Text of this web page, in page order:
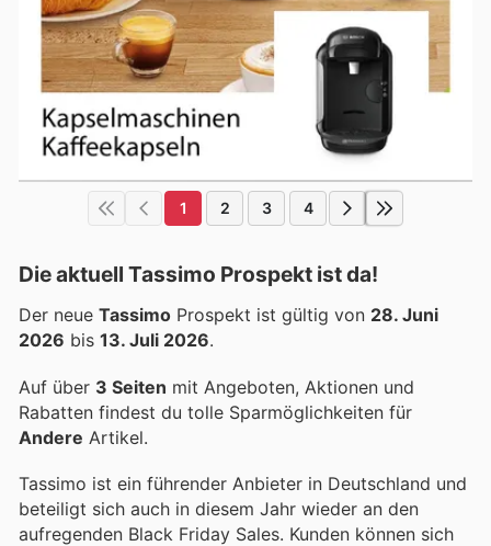
1 2 3 4
Die aktuell Tassimo Prospekt ist da!
Der neue Tassimo Prospekt ist gültig von 28. Juni
2026 bis 13. Juli 2026.
Auf über 3 Seiten mit Angeboten, Aktionen und
Rabatten findest du tolle Sparmöglichkeiten für
Andere Artikel.
Tassimo ist ein führender Anbieter in Deutschland und
beteiligt sich auch in diesem Jahr wieder an den
aufregenden Black Friday Sales. Kunden können sich